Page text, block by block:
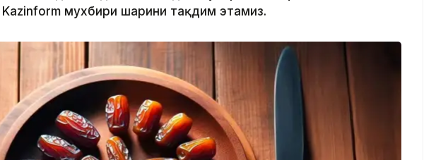
мухбири шарҳини тақдим этамиз.